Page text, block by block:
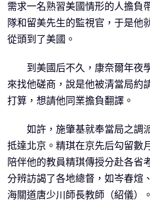
需求一名熟習美國情形的人擔負
隊和留美先生的監視官，于是他
從頭到了美國。
到美國后不久，康奈爾年夜
來找他磋商，說是他被清當局約
打算，想請他同業擔負翻譯。
如許，施肇基就奉當局之調
抵達北京。精琪在京先后勾留數
陪伴他的教員精琪傳授分赴各省
分辨訪謁了各地總督，如岑春煊
海關道唐少川師長教師（紹儀）。